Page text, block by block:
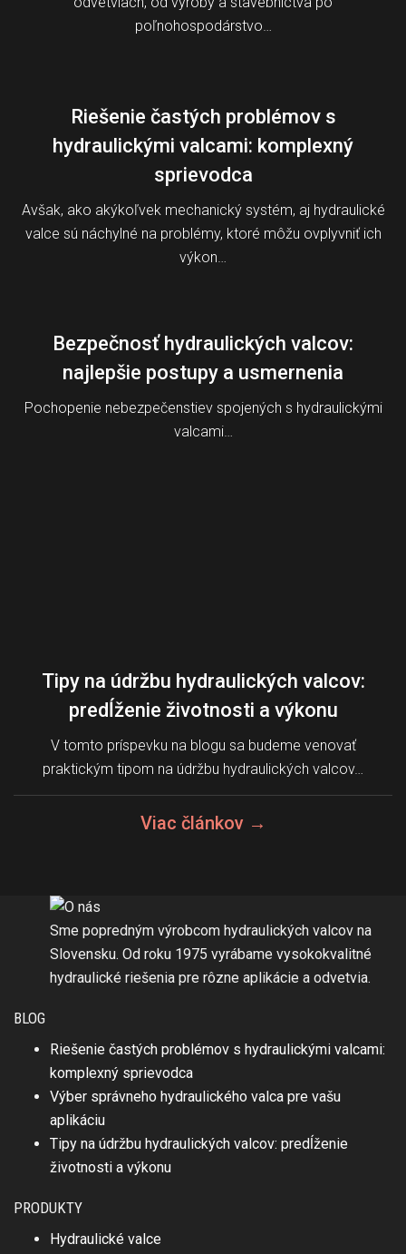
poľnohospodárstvo…
Riešenie častých problémov s
hydraulickými valcami: komplexný
sprievodca
Avšak, ako akýkoľvek mechanický systém, aj hydraulické
valce sú náchylné na problémy, ktoré môžu ovplyvniť ich
výkon…
Bezpečnosť hydraulických valcov:
najlepšie postupy a usmernenia
Pochopenie nebezpečenstiev spojených s hydraulickými
valcami…
Tipy na údržbu hydraulických valcov:
predĺženie životnosti a výkonu
V tomto príspevku na blogu sa budeme venovať
praktickým tipom na údržbu hydraulických valcov…
Viac článkov →
Sme popredným výrobcom hydraulických valcov na
Slovensku. Od roku 1975 vyrábame vysokokvalitné
hydraulické riešenia pre rôzne aplikácie a odvetvia.
BLOG
Riešenie častých problémov s hydraulickými valcami:
komplexný sprievodca
Výber správneho hydraulického valca pre vašu
aplikáciu
Tipy na údržbu hydraulických valcov: predĺženie
životnosti a výkonu
PRODUKTY
Hydraulické valce